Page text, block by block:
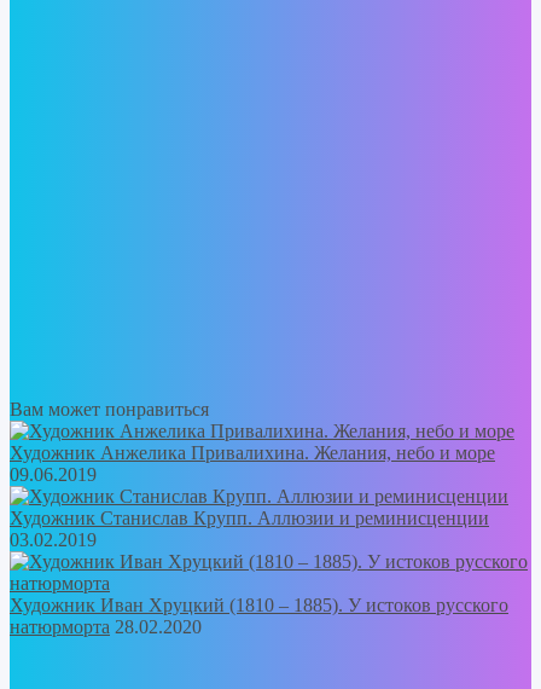
Вам может понравиться
Художник Анжелика Привалихина. Желания, небо и море
09.06.2019
Художник Станислав Крупп. Аллюзии и реминисценции
03.02.2019
Художник Иван Хруцкий (1810 – 1885). У истоков русского
натюрморта 28.02.2020